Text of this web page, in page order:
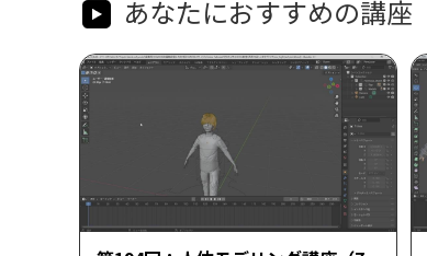
あなたにおすすめの講座